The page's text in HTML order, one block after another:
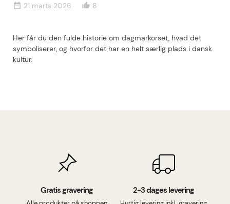
date_range 21 marts 2026 thumb_up_alt 8
Her får du den fulde historie om dagmarkorset, hvad det
symboliserer, og hvorfor det har en helt særlig plads i dansk
kultur.
Gratis gravering 2-3 dages levering